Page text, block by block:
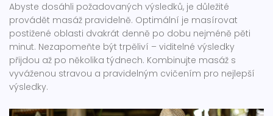
Abyste dosáhli požadovaných výsledků, je důležité
provádět masáž pravidelně. Optimální je masírovat
postižené oblasti dvakrát denně po dobu nejméně pěti
minut. Nezapomeňte být trpěliví – viditelné výsledky
přijdou až po několika týdnech. Kombinujte masáž s
vyváženou stravou a pravidelným cvičením pro nejlepší
výsledky.